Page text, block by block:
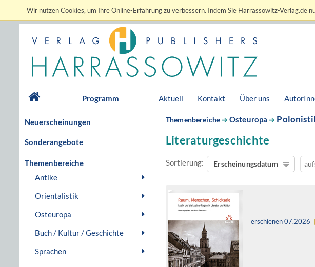
Wir nutzen Cookies, um Ihre Online-Erfahrung zu verbessern. Indem Sie Harrassowitz-Verlag.de
Programm Aktuell Kontakt Über uns
Neuerscheinungen
Sonderangebote
Themenbereiche
Antike
Orientalistik
Osteuropa
Buch / Kultur / Geschichte
Sprachen
Themenbereiche➔ Osteuropa ➔
Literaturgeschichte
Sortierung: Erscheinungsdatum
erschienen 07.2026